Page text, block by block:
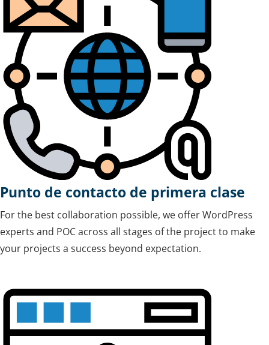
Punto de contacto de primera clase
For the best collaboration possible, we offer WordPress
experts and POC across all stages of the project to make
your projects a success beyond expectation.